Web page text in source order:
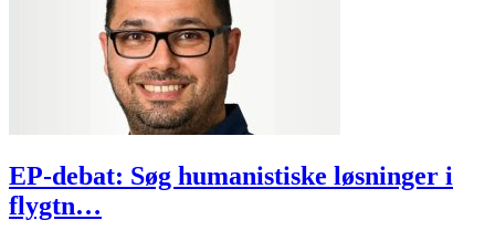
EP-debat: Søg humanistiske løsninger i
flygtn…